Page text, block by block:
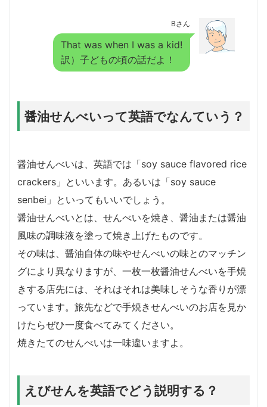
Bさん
That was when I was a kid!
訳）子どもの頃の話だよ！
醤油せんべいって英語でなんていう？
醤油せんべいは、英語では「soy sauce flavored rice
crackers」といいます。あるいは「soy sauce
senbei」といってもいいでしょう。
醤油せんべいとは、せんべいを焼き、醤油または醤油
風味の調味液を塗って焼き上げたものです。
その味は、醤油自体の味やせんべいの味とのマッチン
グにより異なりますが、一枚一枚醤油せんべいを手焼
きする店先には、それはそれは美味しそうな香りが漂
っています。旅先などで手焼きせんべいのお店を見か
けたらぜひ一度食べてみてください。
焼きたてのせんべいは一味違いますよ。
えびせんを英語でどう説明する？